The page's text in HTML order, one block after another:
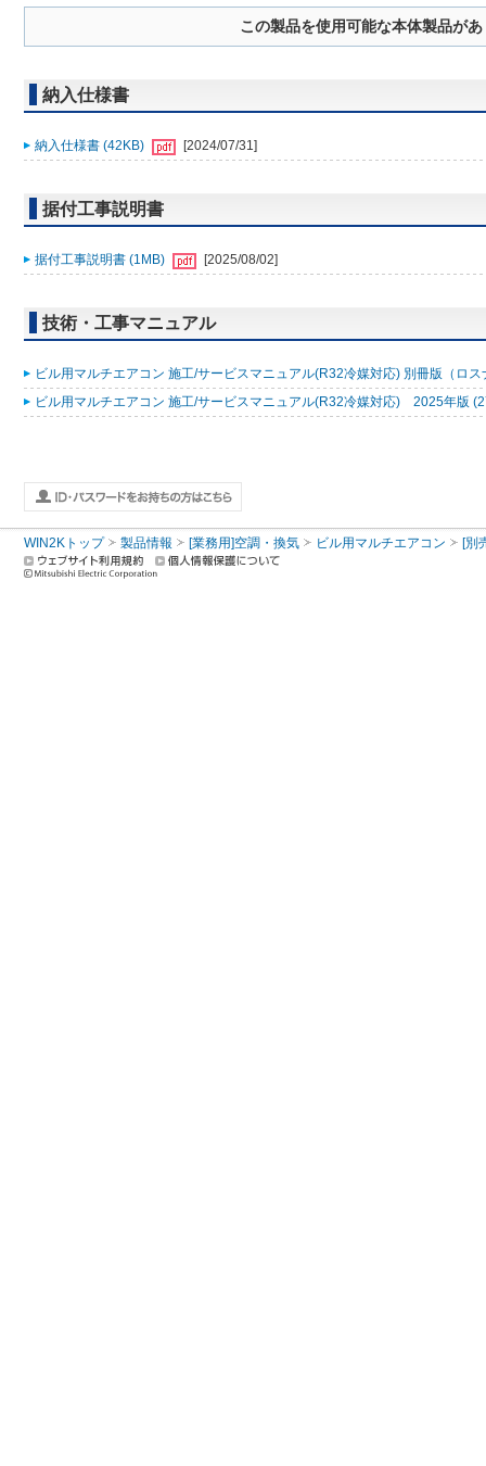
この製品を使用可能な本体製品が
納入仕様書
納入仕様書 (42KB) [2024/07/31]
据付工事説明書
据付工事説明書 (1MB) [2025/08/02]
技術・工事マニュアル
ビル用マルチエアコン 施工/サービスマニュアル(R32冷媒対応) 別冊版（ロ
ビル用マルチエアコン 施工/サービスマニュアル(R32冷媒対応) 2025年版
WIN2Kトップ 製品情報 [業務用]空調・換気 ビル用マルチエアコン [別